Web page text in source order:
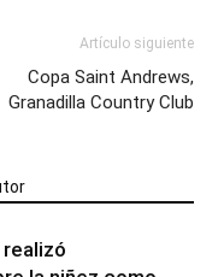
Artículo siguiente
Copa Saint Andrews,
Granadilla Country Club